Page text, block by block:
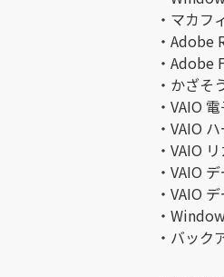
・マカフ
・Adobe
・Adobe
・かざそ
・VAIO
・VAIO
・VAIO
・VAIO
・VAIO
・
・バック